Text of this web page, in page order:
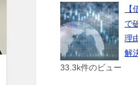
で
理
解
33.3k件のビュー